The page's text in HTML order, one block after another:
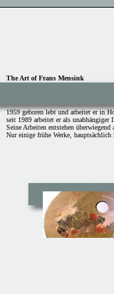
The Art of Frans Mensink
1959 geboren lebt und arbeitet er in
seit 1989 arbeitet er als unabhängiger
Seine Arbeiten entstehen überwiegend
Nur einige frühe Werke, hauptsächlich